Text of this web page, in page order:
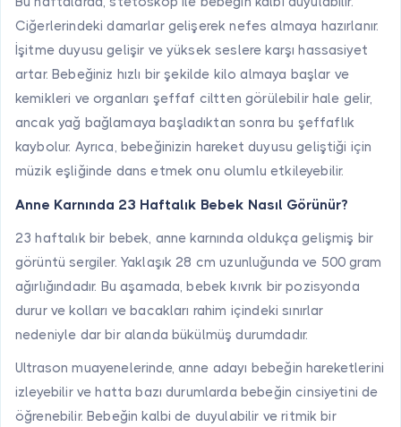
Ciğerlerindeki damarlar gelişerek nefes almaya hazırlanır.
İşitme duyusu gelişir ve yüksek seslere karşı hassasiyet
artar. Bebeğiniz hızlı bir şekilde kilo almaya başlar ve
kemikleri ve organları şeffaf ciltten görülebilir hale gelir,
ancak yağ bağlamaya başladıktan sonra bu şeffaflık
kaybolur. Ayrıca, bebeğinizin hareket duyusu geliştiği için
müzik eşliğinde dans etmek onu olumlu etkileyebilir.
Anne Karnında 23 Haftalık Bebek Nasıl Görünür?
23 haftalık bir bebek, anne karnında oldukça gelişmiş bir
görüntü sergiler. Yaklaşık 28 cm uzunluğunda ve 500 gram
ağırlığındadır. Bu aşamada, bebek kıvrık bir pozisyonda
durur ve kolları ve bacakları rahim içindeki sınırlar
nedeniyle dar bir alanda bükülmüş durumdadır.
Ultrason muayenelerinde, anne adayı bebeğin hareketlerini
izleyebilir ve hatta bazı durumlarda bebeğin cinsiyetini de
öğrenebilir. Bebeğin kalbi de duyulabilir ve ritmik bir